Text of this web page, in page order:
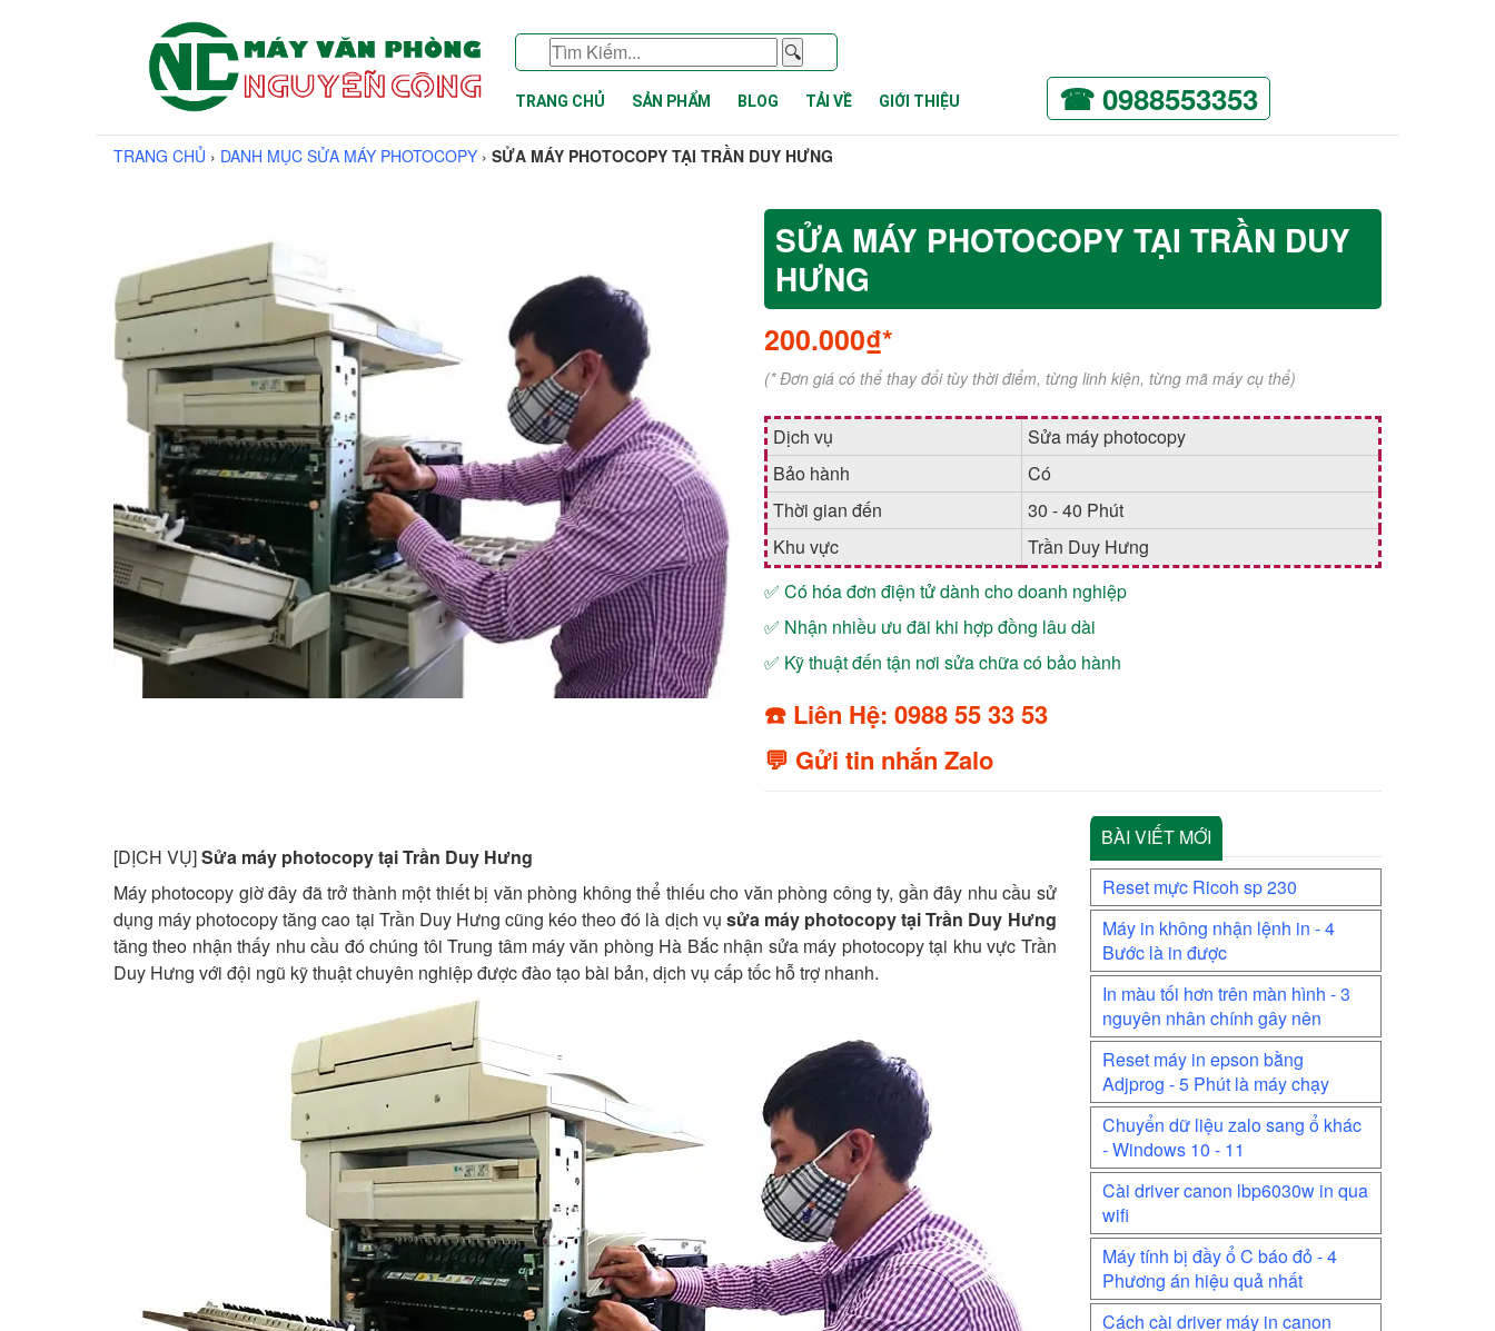
🔍
TRANG CHỦ SẢN PHẨM BLOG TẢI VỀ GIỚI THIỆU ☎ 0988553353
TRANG CHỦ › DANH MỤC SỬA MÁY PHOTOCOPY › SỬA MÁY PHOTOCOPY TẠI TRẦN DUY HƯNG
SỬA MÁY PHOTOCOPY TẠI TRẦN DUY
HƯNG
200.000₫*
(* Đơn giá có thể thay đổi tùy thời điểm, từng linh kiện, từng mã máy cụ thể)
Dịch vụ
Sửa máy photocopy
Bảo hành
Có
Thời gian đến
30 - 40 Phút
Khu vực
Trần Duy Hưng
✅ Có hóa đơn điện tử dành cho doanh nghiệp
✅ Nhận nhiều ưu đãi khi hợp đồng lâu dài
✅ Kỹ thuật đến tận nơi sửa chữa có bảo hành
☎️ Liên Hệ: 0988 55 33 53
💬 Gửi tin nhắn Zalo
[DỊCH VỤ]Sửa máy photocopy tại Trần Duy Hưng
Máy photocopy giờ đây đã trở thành một thiết bị văn phòng không thể thiếu cho văn phòng công ty, gần đây nhu cầu sử
dụng máy photocopy tăng cao tại Trần Duy Hưng cũng kéo theo đó là dịch vụ sửa máy photocopy tại Trần Duy Hưng
tăng theo nhận thấy nhu cầu đó chúng tôi Trung tâm máy văn phòng Hà Bắc nhận sửa máy photocopy tại khu vực Trần
Duy Hưng với đội ngũ kỹ thuật chuyên nghiệp được đào tạo bài bản, dịch vụ cấp tốc hỗ trợ nhanh.
BÀI VIẾT MỚI
Reset mực Ricoh sp 230
Máy in không nhận lệnh in - 4
Bước là in được
In màu tối hơn trên màn hình - 3
nguyên nhân chính gây nên
Reset máy in epson bằng
Adjprog - 5 Phút là máy chạy
Chuyển dữ liệu zalo sang ổ khác
- Windows 10 - 11
Cài driver canon lbp6030w in qua
wifi
Máy tính bị đầy ổ C báo đỏ - 4
Phương án hiệu quả nhất
Cách cài driver máy in canon